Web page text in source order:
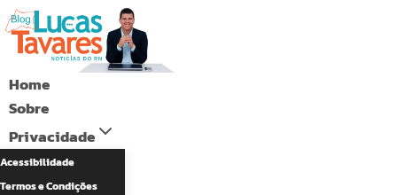
Pular
para
Conteúdo
Home
Sobre
Privacidade
Acessibilidade
Termos e Condições